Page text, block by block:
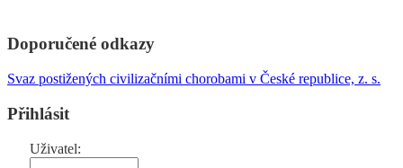
Doporučené odkazy
Svaz postižených civilizačními chorobami v České republice, z. s.
Přihlásit
Uživatel: